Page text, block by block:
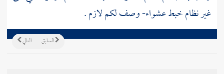
غير نظام خبط عشواء- وصف لكم لازم .
التالي السابق